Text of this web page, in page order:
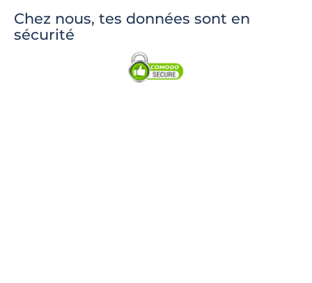
Chez nous, tes données sont en
sécurité